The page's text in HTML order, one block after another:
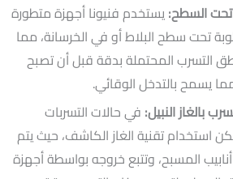
السطح:يستخدم فنيونا أجهزة متطورة
تحت سطح البلاط أو في الخرسانة، مما
التسرب المحتملة بدقة قبل أن تصبح
يسمح بالتدخل الوقائي.
بالغاز النبيل: في حالات التسربات
استخدام تقنية الغاز الكاشف، حيث يتم
المسبح، وتتبع خروجه بواسطة أجهزة